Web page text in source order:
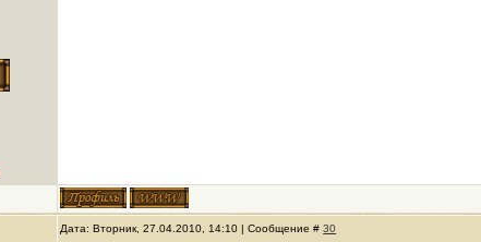
Дата: Вторник, 27.04.2010, 14:10 | Сообщение #30